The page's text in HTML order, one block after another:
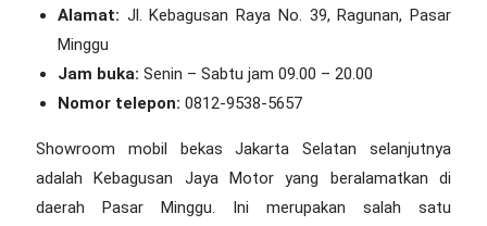
Alamat: Jl. Kebagusan Raya No. 39, Ragunan, Pasar
Minggu
Jam buka: Senin – Sabtu jam 09.00 – 20.00
Nomor telepon: 0812-9538-5657
Showroom mobil bekas Jakarta Selatan selanjutnya
adalah Kebagusan Jaya Motor yang beralamatkan di
daerah Pasar Minggu. Ini merupakan salah satu